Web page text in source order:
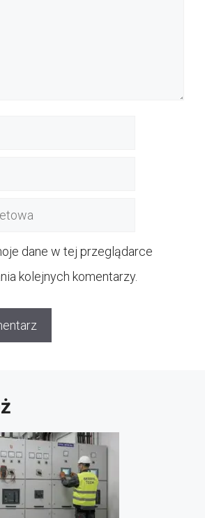
dane w tej przeglądarce
kolejnych komentarzy.